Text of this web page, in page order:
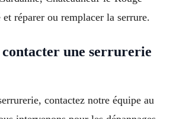
réparer ou remplacer la serrure.
une serrurerie
contactez notre équipe au